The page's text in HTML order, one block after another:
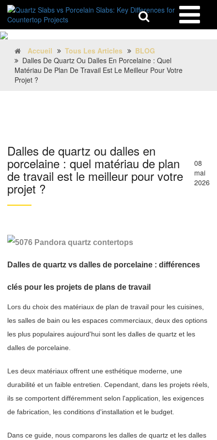
Accueil Tous Les Articles
BLOG
Dalles De Quartz Ou Dalles En Porcelaine : Quel
Matériau De Plan De Travail Est Le Meilleur Pour Votre
Projet ?
Dalles de quartz ou dalles en
porcelaine : quel matériau de plan
de travail est le meilleur pour votre
projet ?
08
mai
2026
Dalles de quartz vs dalles de porcelaine : différences
clés pour les projets de plans de travail
Lors du choix des matériaux de plan de travail pour les cuisines,
les salles de bain ou les espaces commerciaux, deux des options
les plus populaires aujourd'hui sont les dalles de quartz et les
dalles de porcelaine.
Les deux matériaux offrent une esthétique moderne, une
durabilité et un faible entretien. Cependant, dans les projets réels,
ils se comportent différemment selon l'application, les exigences
de fabrication, les conditions d'installation et le budget.
Dans ce guide, nous comparons les dalles de quartz et les dalles